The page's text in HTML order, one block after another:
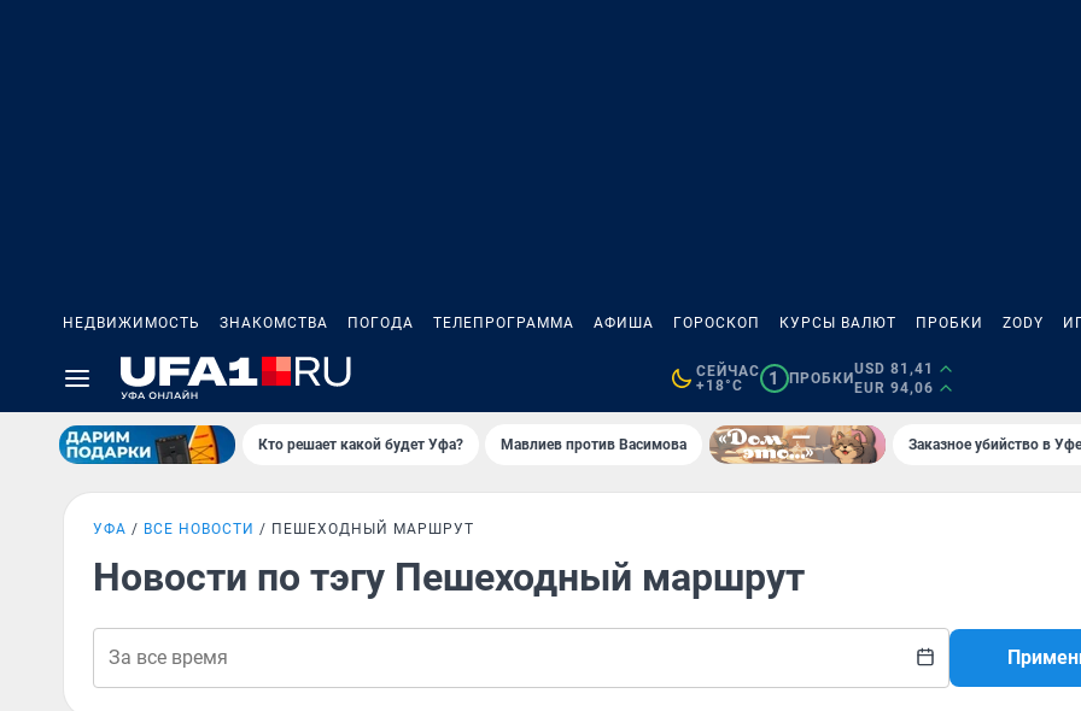
НЕДВИЖИМОСТЬ ЗНАКОМСТВА ПОГОДА ТЕЛЕПРОГРАММА АФИША ГОРОСКОП КУРСЫ ВАЛЮТ ПРОБКИ ZODY
СЕЙЧАС
+18°C
1 ПРОБКИ
USD 81,41
EUR 94,06
Кто решает какой будет Уфа? Мавлиев против Васимова Заказное убийство в
УФА ВСЕ НОВОСТИ ПЕШЕХОДНЫЙ МАРШРУТ
Новости по тэгу Пешеходный маршрут